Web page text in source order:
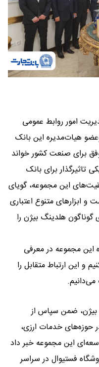
امور روابط عمومی
هیات‌مدیره این بانک
برای صنعت کشور خواند
تاثیرگذار برای بانک
این مجموعه، گویای
ابزارهای متنوع اعتباری
گوناگون هلدینگ بیژن را
این مجموعه در معرفی
و این ارتباط متقابل را
بیژن، ضمن سپاس از
حوزه‌های خدمات ارزی،
این مجموعه خبر داد
سند راهبردی ما ایجاد ۱۶۰ فروشگاه فستیوال در سراسر